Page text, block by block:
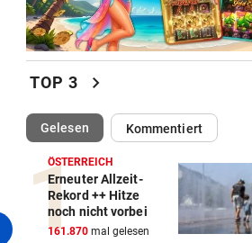
TOP 3 chevron_right
Gelesen(ausgewählt)Kommentiert
ÖSTERREICH
Erneuter Allzeit-
Rekord ++ Hitze
noch nicht vorbei
161.870 mal gelesen